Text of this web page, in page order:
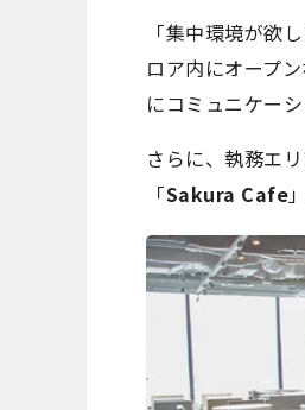
「集中環境が欲
ロア内にオープ
にコミュニケー
さらに、執務エ
「Sakura Cafe